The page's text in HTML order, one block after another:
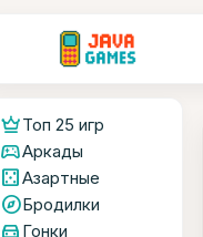
crownТоп 25 игр
sports_esportsАркады
casinoАзартные
exploreБродилки
directions_car Гонки